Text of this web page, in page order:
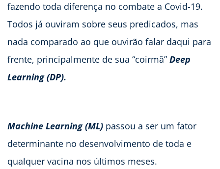
fazendo toda diferença no combate a Covid-19.
Todos já ouviram sobre seus predicados, mas
nada comparado ao que ouvirão falar daqui para
frente, principalmente de sua “coirmã” Deep
Learning (DP).
Machine Learning (ML) passou a ser um fator
determinante no desenvolvimento de toda e
qualquer vacina nos últimos meses.